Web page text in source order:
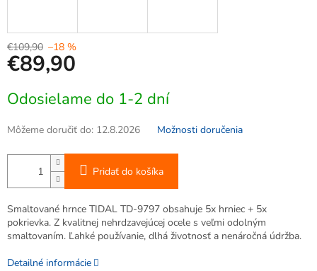
€109,90 –18 %
€89,90
cena:
Odosielame do 1-2 dní
Môžeme doručiť do: 12.8.2026 Možnosti doručenia
Pridať do košíka
Smaltované hrnce TIDAL TD-9797 obsahuje 5x hrniec + 5x
pokrievka. Z kvalitnej nehrdzavejúcej ocele s veľmi odolným
smaltovaním. Ľahké používanie, dlhá životnosť a nenáročná údržba.
Detailné informácie